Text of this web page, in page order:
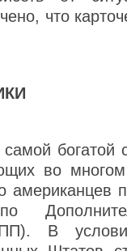
что
во
американцев
В